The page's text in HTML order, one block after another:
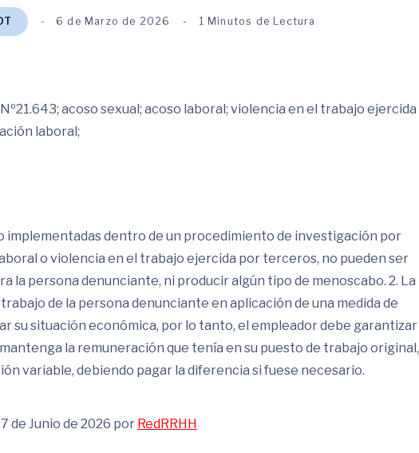
6 de Marzo de 2026 1 Minutos de Lectura
acoso sexual; acoso laboral; violencia en el trabajo ejercida
laboral;
implementadas dentro de un procedimiento de investigación por
o violencia en el trabajo ejercida por terceros, no pueden ser
la persona denunciante, ni producir algún tipo de menoscabo. 2. La
de la persona denunciante en aplicación de una medida de
su situación económica, por lo tanto, el empleador debe garantizar
la remuneración que tenía en su puesto de trabajo original,
variable, debiendo pagar la diferencia si fuese necesario.
de Junio de 2026 por RedRRHH